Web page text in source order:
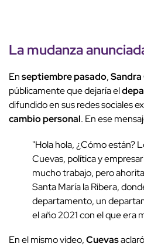
Lamudanza
Enseptiembre pasado,Sandra
públicamente que dejaría el
difundido en sus redes sociales
cambio personal. En ese
"Hola hola, ¿Cómo están?
Cuevas, política y
mucho trabajo, pero
Santa María la Ribera,
departamento, un
el año 2021 con el que era
En el mismo video,Cuevas